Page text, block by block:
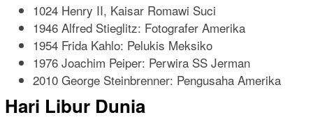
1024 Henry II, Kaisar Romawi Suci
1946 Alfred Stieglitz: Fotografer Amerika
1954 Frida Kahlo: Pelukis Meksiko
1976 Joachim Peiper: Perwira SS Jerman
2010 George Steinbrenner: Pengusaha Amerika
Hari Libur Dunia